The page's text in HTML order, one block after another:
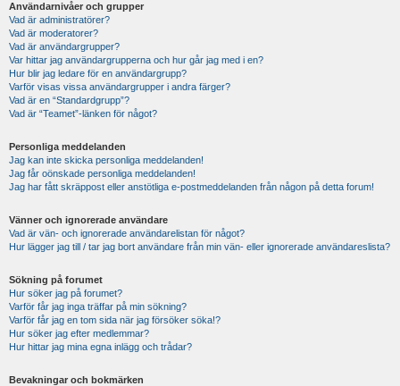
Användarnivåer och grupper
Vad är administratörer?
Vad är moderatorer?
Vad är användargrupper?
Var hittar jag användargrupperna och hur går jag med i en?
Hur blir jag ledare för en användargrupp?
Varför visas vissa användargrupper i andra färger?
Vad är en “Standardgrupp”?
Vad är “Teamet”-länken för något?
Personliga meddelanden
Jag kan inte skicka personliga meddelanden!
Jag får oönskade personliga meddelanden!
Jag har fått skräppost eller anstötliga e-postmeddelanden från någon på detta forum!
Vänner och ignorerade användare
Vad är vän- och ignorerade användarelistan för något?
Hur lägger jag till / tar jag bort användare från min vän- eller ignorerade användareslista?
Sökning på forumet
Hur söker jag på forumet?
Varför får jag inga träffar på min sökning?
Varför får jag en tom sida när jag försöker söka!?
Hur söker jag efter medlemmar?
Hur hittar jag mina egna inlägg och trådar?
Bevakningar och bokmärken